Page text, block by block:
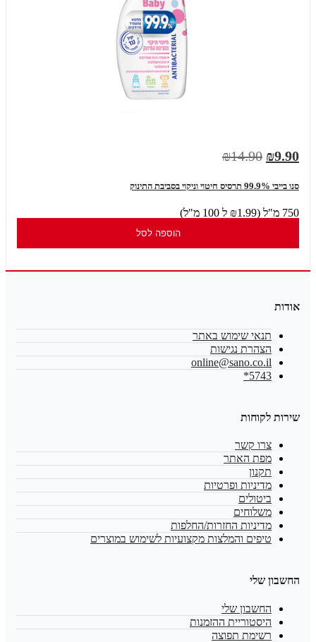
₪9.90
₪14.90
סנו בייבי 99.9% תרסיס חיטוי וניקוי בסביבת התינוק
750 מ"ל (₪1.99 ל 100 מ"ל)
הוספה לסל
אודות
תנאי שימוש באתר
הצהרת נגישות
online@sano.co.il
5743*
שירות לקוחות
צרו קשר
מפת האתר
תקנון
מדיניות ופרטיות
ביטולים
משלוחים
מדיניות החזרות/החלפות
טיפים והמלצות מקצועיות לשימוש במוצרים
החשבון שלי
החשבון שלי
היסטוריית ההזמנות
רשימת תפוצה